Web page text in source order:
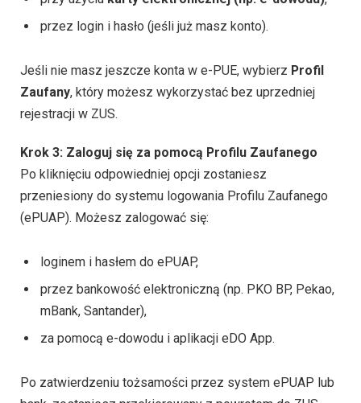
przez login i hasło (jeśli już masz konto).
Jeśli nie masz jeszcze konta w e-PUE, wybierz Profil
Zaufany, który możesz wykorzystać bez uprzedniej
rejestracji w ZUS.
Krok 3: Zaloguj się za pomocą Profilu Zaufanego
Po kliknięciu odpowiedniej opcji zostaniesz
przeniesiony do systemu logowania Profilu Zaufanego
(ePUAP). Możesz zalogować się:
loginem i hasłem do ePUAP,
przez bankowość elektroniczną (np. PKO BP, Pekao,
mBank, Santander),
za pomocą e-dowodu i aplikacji eDO App.
Po zatwierdzeniu tożsamości przez system ePUAP lub